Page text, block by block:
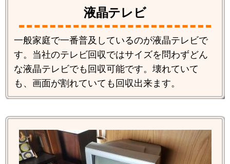
液晶テレビ
一般家庭で一番普及しているのが液晶テレビで
す。当社のテレビ回収ではサイズを問わずどん
な液晶テレビでも回収可能です。壊れていて
も、画面が割れていても回収出来ます。